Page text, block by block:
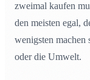
zweimal kaufen
den meisten egal,
wenigsten
oder die Umwelt.